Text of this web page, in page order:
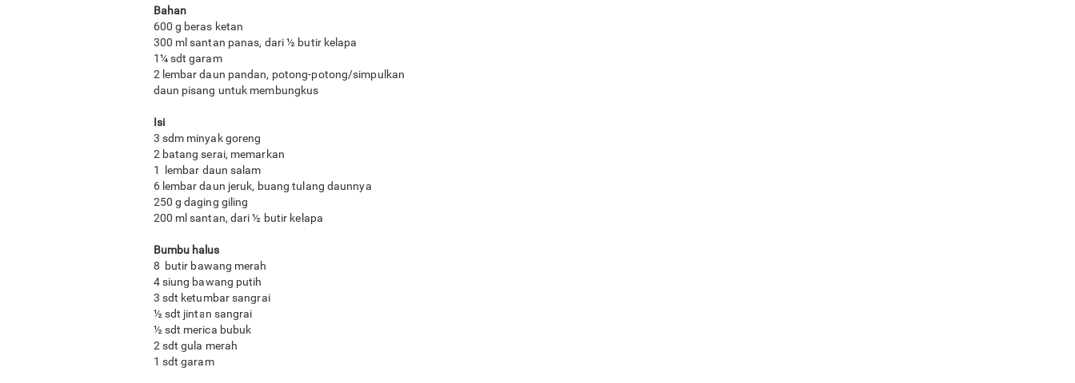
Bahan
600 g beras ketan
300 ml santan panas, dari ½ butir kelapa
1¼ sdt garam
2 lembar daun pandan, potong-potong/simpulkan
daun pisang untuk membungkus
Isi
3 sdm minyak goreng
2 batang serai, memarkan
1 lembar daun salam
6 lembar daun jeruk, buang tulang daunnya
250 g daging giling
200 ml santan, dari ½ butir kelapa
Bumbu halus
8 butir bawang merah
4 siung bawang putih
3 sdt ketumbar sangrai
½ sdt jintan sangrai
½ sdt merica bubuk
2 sdt gula merah
1 sdt garam